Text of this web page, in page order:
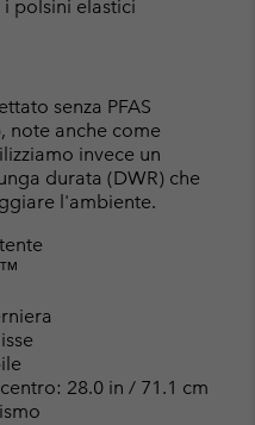
polsini elastici
senza PFAS
note anche come
invece un
durata (DWR) che
l'ambiente.
28.0 in / 71.1 cm